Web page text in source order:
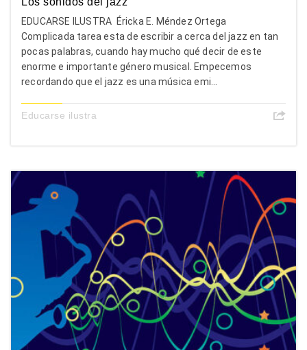
EDUCARSE ILUSTRA Éricka E. Méndez Ortega
Complicada tarea esta de escribir a cerca del jazz en tan
pocas palabras, cuando hay mucho qué decir de este
enorme e importante género musical. Empecemos
recordando que el jazz es una música emi...
Educarse ilustra